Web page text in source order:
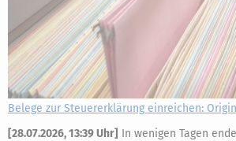
Belege zur Steuererklärung einreichen:
[28.07.2026, 13:39 Uhr] In wenigen Tagen